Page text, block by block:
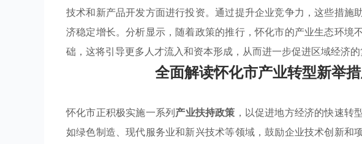
技术和新产品开发方面进行投资。通过提升企业竞争力，这些措施
济稳定增长。分析显示，随着政策的推行，怀化市的产业生态环境
础，这将引导更多人才流入和资本形成，从而进一步促进区域经济的
全面解读怀化市产业转型新举
怀化市正积极实施一系列产业扶持政策 ，以促进地方经济的快速转
如绿色制造、现代服务业和新兴技术等领域，鼓励企业技术创新和